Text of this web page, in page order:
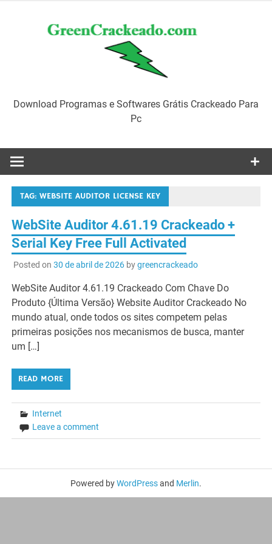
Download Programas e Softwares Grátis Crackeado Para
Pc
TAG:WEBSITE AUDITOR LICENSE KEY
WebSite Auditor 4.61.19 Crackeado +
Serial Key Free Full Activated
Posted on 30 de abril de 2026bygreencrackeado
WebSite Auditor 4.61.19 Crackeado Com Chave Do
Produto {Última Versão} Website Auditor Crackeado No
mundo atual, onde todos os sites competem pelas
primeiras posições nos mecanismos de busca, manter
um […]
READ MORE
Internet
Leave a comment
Powered byWordPressand Merlin.